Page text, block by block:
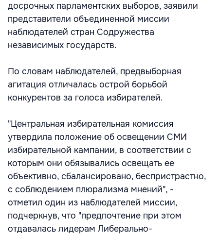
досрочных парламентских выборов, заявили
представители объединенной миссии
наблюдателей стран Содружества
независимых государств.
По словам наблюдателей, предвыборная
агитация отличалась острой борьбой
конкурентов за голоса избирателей.
"Центральная избирательная комиссия
утвердила положение об освещении СМИ
избирательной кампании, в соответствии с
которым они обязывались освещать ее
объективно, сбалансировано, беспристрастно,
с соблюдением плюрализма мнений", -
отметил один из наблюдателей миссии,
подчеркнув, что "предпочтение при этом
отдавалась лидерам Либерально-